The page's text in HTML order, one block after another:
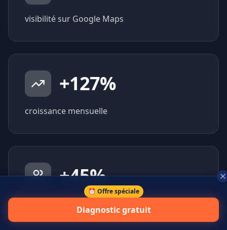
visibilité sur Google Maps
+127%
croissance mensuelle
+45%
⏰ Offre spéciale
Diagnostic gratuit